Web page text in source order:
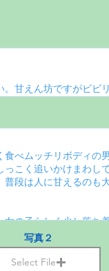
写真２
Select File